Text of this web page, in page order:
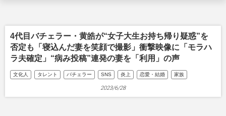
4代目バチェラー・黄皓が“女子大生お持ち帰り疑惑”を
否定も「寝込んだ妻を笑顔で撮影」衝撃映像に「モラハ
ラ夫確定」“病み投稿”連発の妻を「利用」の声
文化人 タレント バチェラー SNS 炎上 恋愛・結婚 家族
2023/6/28